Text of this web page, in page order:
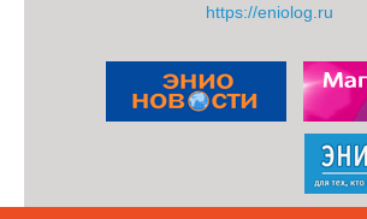
https://eniolog.ru